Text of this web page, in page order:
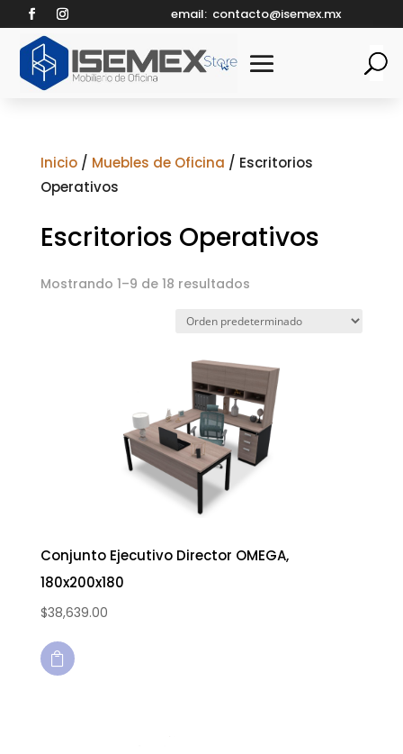
email: contacto@isemex.mx
Inicio/ Muebles de Oficina / Escritorios
Operativos
Escritorios Operativos
Mostrando 1–9 de 18 resultados
Conjunto Ejecutivo Director OMEGA,
180x200x180
$38,639.00
